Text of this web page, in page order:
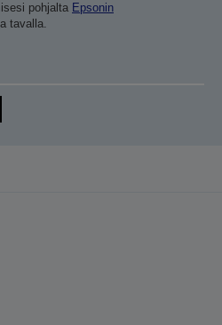
pohjalta Epsonin
tavalla.